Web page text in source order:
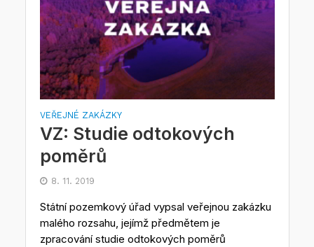
VEŘEJNÉ ZAKÁZKY
VZ: Studie odtokových
poměrů
8. 11. 2019
Státní pozemkový úřad vypsal veřejnou zakázku
malého rozsahu, jejímž předmětem je
zpracování studie odtokových poměrů